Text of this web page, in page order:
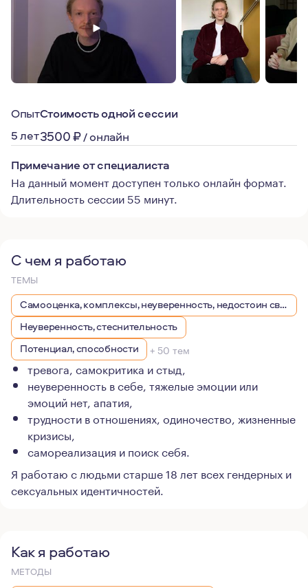
Опыт
5 лет
Стоимость одной сессии
3500₽/онлайн
Примечание от специалиста
На данный момент доступен только онлайн формат.
Длительность сессии 55 минут.
С чем я работаю
ТЕМЫ
Самооценка, комплексы, неуверенность, недостоин своей должности или положения в обществе
Неуверенность, стеснительность
Потенциал, способности
+ 50 тем
тревога, самокритика и стыд,
неуверенность в себе, тяжелые эмоции или
эмоций нет, апатия,
трудности в отношениях, одиночество, жизненные
кризисы,
самореализация и поиск себя.
Я работаю с людьми старше 18 лет всех гендерных и
сексуальных идентичностей.
Как я работаю
МЕТОДЫ